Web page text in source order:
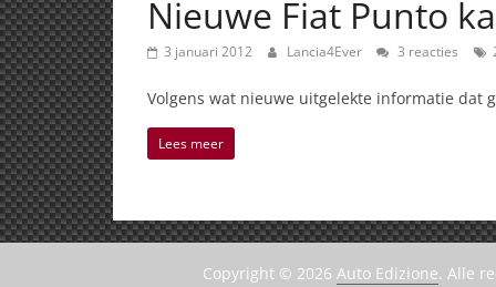
Nieuwe Fiat Punto
3 januari 2012 Lancia4Ever 3 reacties
Volgens wat nieuwe uitgelekte informatie dat
Lees meer
Copyright © 2026 Auto Edizione. Alle